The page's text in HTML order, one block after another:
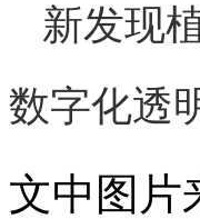
新发现
数字化透
文中图片